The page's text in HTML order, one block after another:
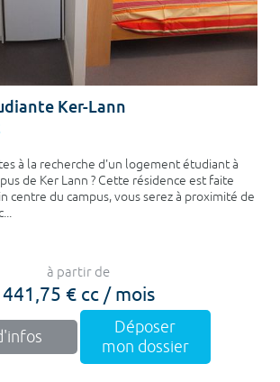
Ker-Lann
à la recherche d'un logement étudiant à
de Ker Lann ? Cette résidence est faite
centre du campus, vous serez à proximité de
à partir de
441,75 € cc / mois
Déposer
mon dossier